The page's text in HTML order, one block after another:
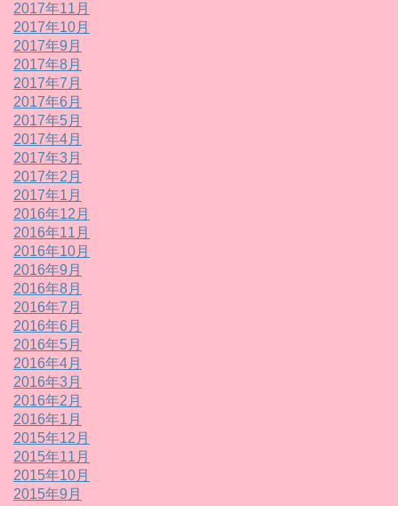
2017年11月
2017年10月
2017年9月
2017年8月
2017年7月
2017年6月
2017年5月
2017年4月
2017年3月
2017年2月
2017年1月
2016年12月
2016年11月
2016年10月
2016年9月
2016年8月
2016年7月
2016年6月
2016年5月
2016年4月
2016年3月
2016年2月
2016年1月
2015年12月
2015年11月
2015年10月
2015年9月